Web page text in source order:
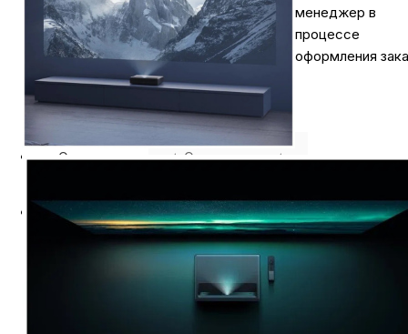
менеджер в
процессе
оформления
Описание ⭐️ Отзывы о нас ⭐️
Где купить Оплата Доставка
ПРОЕКТОР XIAOMI MI LASER PROJECT 4K 150",
BLACK (XMJGTYDS01FM)